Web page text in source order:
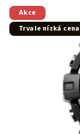
Akce
Trvale nízká cena